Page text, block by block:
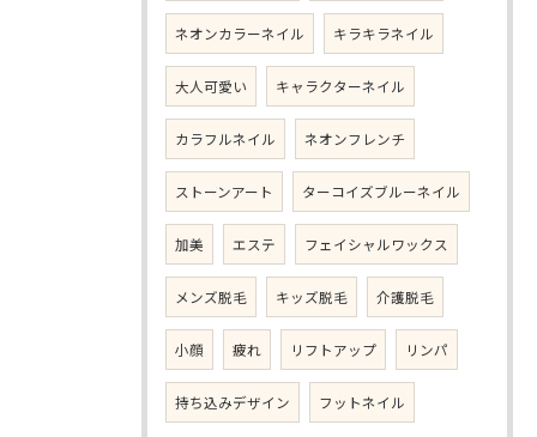
ネオンカラーネイル キラキラネイル
大人可愛い キャラクターネイル
カラフルネイル ネオンフレンチ
ストーンアート ターコイズブルーネイル
加美 エステ フェイシャルワックス
メンズ脱毛 キッズ脱毛 介護脱毛
小顔 疲れ リフトアップ リンパ
持ち込みデザイン フットネイル